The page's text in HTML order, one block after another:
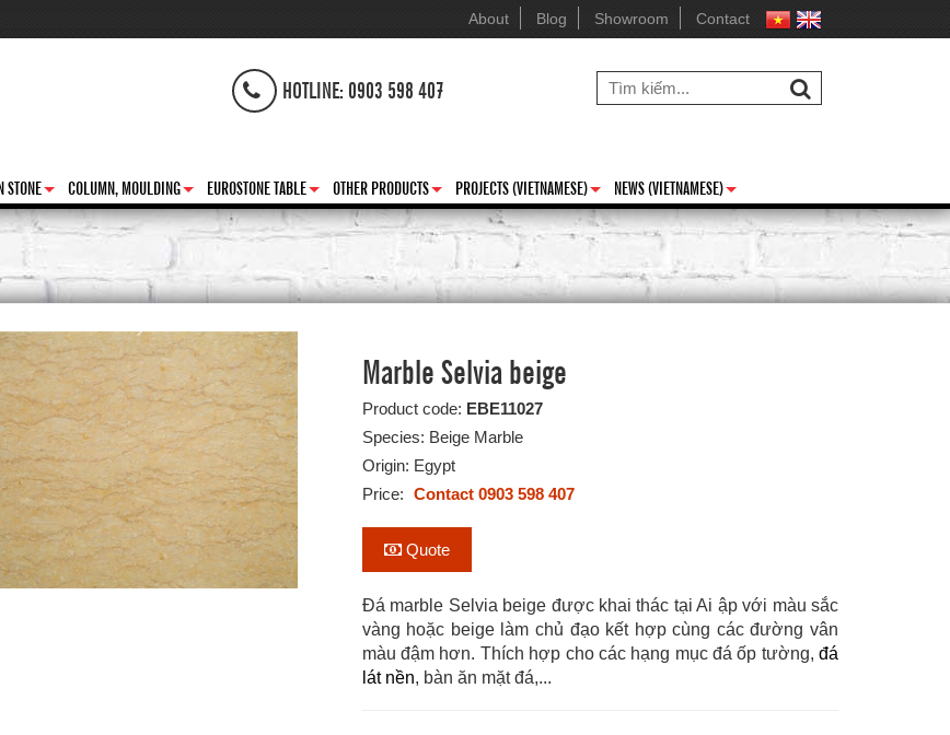
About Blog Showroom Contact
HOTLINE: 0903 598 407
+
STONE
+
COLUMN, MOULDING
+
EUROSTONE TABLE
+
OTHER PRODUCTS
+
PROJECTS (VIETNAMESE)
+
NEWS (VIETNAMESE)
Marble Selvia beige
Product code: EBE11027
Species: Beige Marble
Origin: Egypt
Price: Contact 0903 598 407
Quote
Đá marble Selvia beige được khai thác tại Ai ập với màu sắc
vàng hoặc beige làm chủ đạo kết hợp cùng các đường vân
màu đậm hơn. Thích hợp cho các hạng mục đá ốp tường, đá
lát nền, bàn ăn mặt đá,...